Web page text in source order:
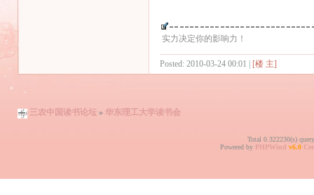
实力决定你的影响力！
Posted: 2010-03-24 00:01 | [楼 主]
三农中国读书论坛 » 华东理工大学读书会
Total 0.322230(s)
Powered by PHPWind v6.0